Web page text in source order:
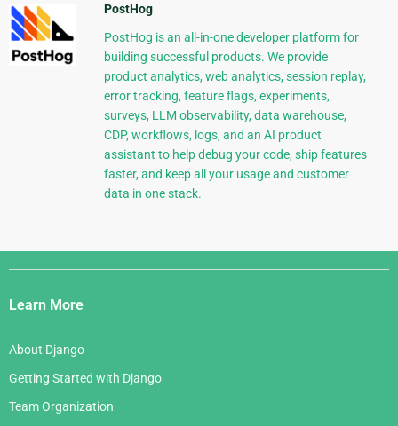
PostHog
PostHog is an all-in-one developer platform for
building successful products. We provide
product analytics, web analytics, session replay,
error tracking, feature flags, experiments,
surveys, LLM observability, data warehouse,
CDP, workflows, logs, and an AI product
assistant to help debug your code, ship features
faster, and keep all your usage and customer
data in one stack.
Django
Links
Learn More
About Django
Getting Started with Django
Team Organization